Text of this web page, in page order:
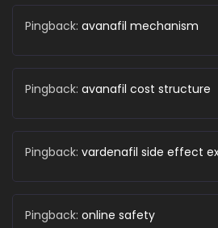
Pingback: avanafil mechanism
Pingback: avanafil cost structure
Pingback: vardenafil side effect
Pingback: online safety